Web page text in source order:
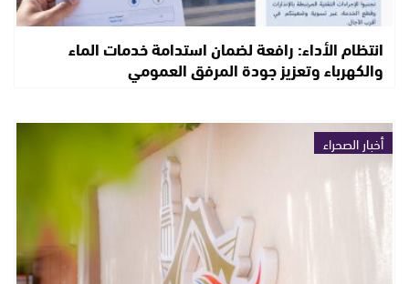
انتظام الأداء: رافعة لضمان استدامة خدمات الماء
والكهرباء وتعزيز جودة المرفق العمومي
أخبار الصحراء